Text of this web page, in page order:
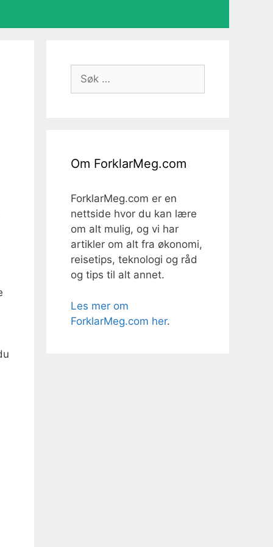
Søk
etter:
Om ForklarMeg.com
ForklarMeg.com er en
nettside hvor du kan lære
om alt mulig, og vi har
artikler om alt fra økonomi,
reisetips, teknologi og råd
og tips til alt annet.
Les mer om
ForklarMeg.com her.